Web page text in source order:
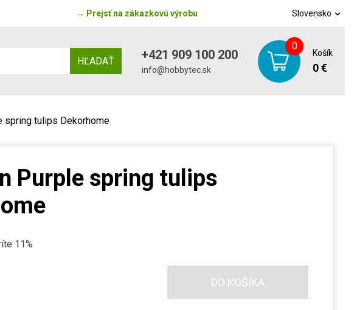
→ Prejsť na zákazkovú výrobu Slovensko
HĽADAŤ +421 909 100 200
info@hobbytec.sk
0
Košík
0 €
spring tulips Dekorhome
Purple spring tulips
11%
DO KOŠÍKA